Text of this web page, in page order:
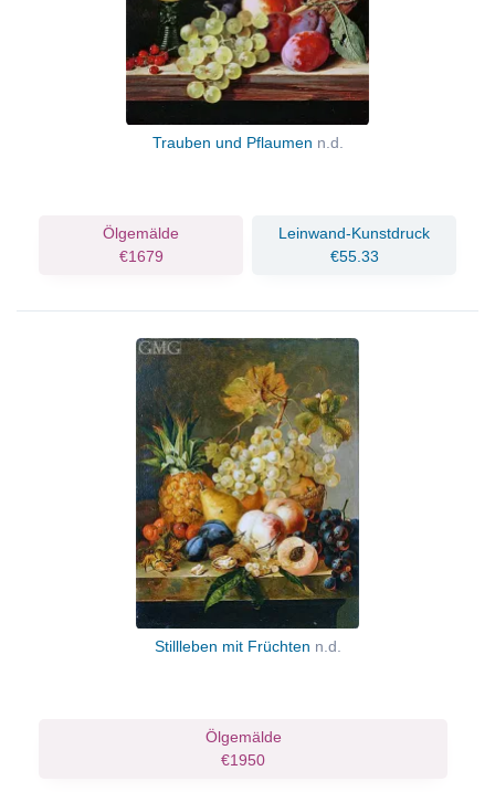
Trauben und Pflaumen n.d.
Ölgemälde
€1679
Leinwand-Kunstdruck
€55.33
Stillleben mit Früchten n.d.
Ölgemälde
€1950